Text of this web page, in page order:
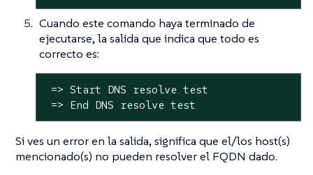
Cuando este comando haya terminado de
ejecutarse, la salida que indica que todo es
correcto es:
=> Start DNS resolve test
=> End DNS resolve test
Si ves un error en la salida, significa que el/los host(s)
mencionado(s) no pueden resolver el FQDN dado.